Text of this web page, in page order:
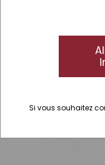
Si vous souhaitez